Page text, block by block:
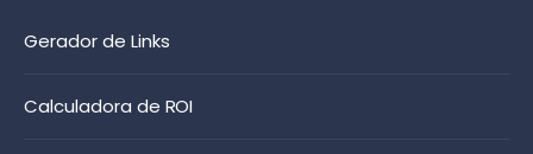
Gerador de Links
Calculadora de ROI